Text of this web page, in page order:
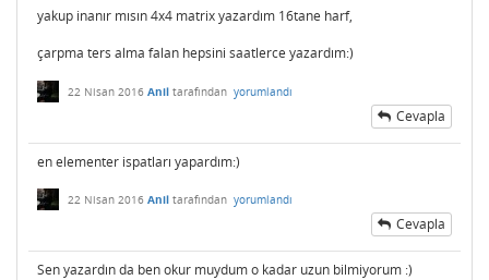
yakup inanır mısın 4x4 matrix yazardım 16tane harf,
çarpma ters alma falan hepsini saatlerce yazardım:)
22 Nisan 2016 Anil tarafından yorumlandı
Cevapla
en elementer ispatları yapardım:)
22 Nisan 2016 Anil tarafından yorumlandı
Cevapla
Sen yazardın da ben okur muydum o kadar uzun bilmiyorum :)